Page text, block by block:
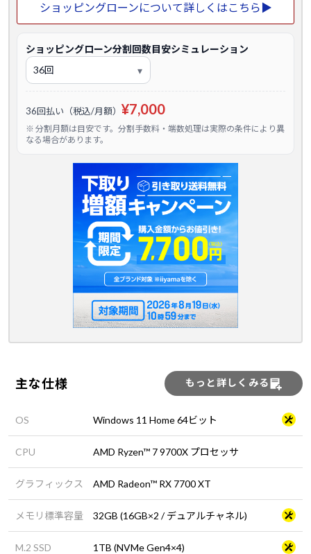
ショッピングローンについて詳しくはこちら▶
ショッピングローン分割回数目安シミュレーション
36回払い（税込/月額） ¥7,000
※ 分割月額は目安です。分割手数料・端数処理は実際の条件により異
なる場合があります。
主な仕様 もっと詳しくみる
OS Windows 11 Home 64ビット
CPU AMD Ryzen™ 7 9700X プロセッサ
グラフィックス AMD Radeon™ RX 7700 XT
メモリ標準容量 32GB (16GB×2 / デュアルチャネル)
M.2 SSD 1TB (NVMe Gen4×4)